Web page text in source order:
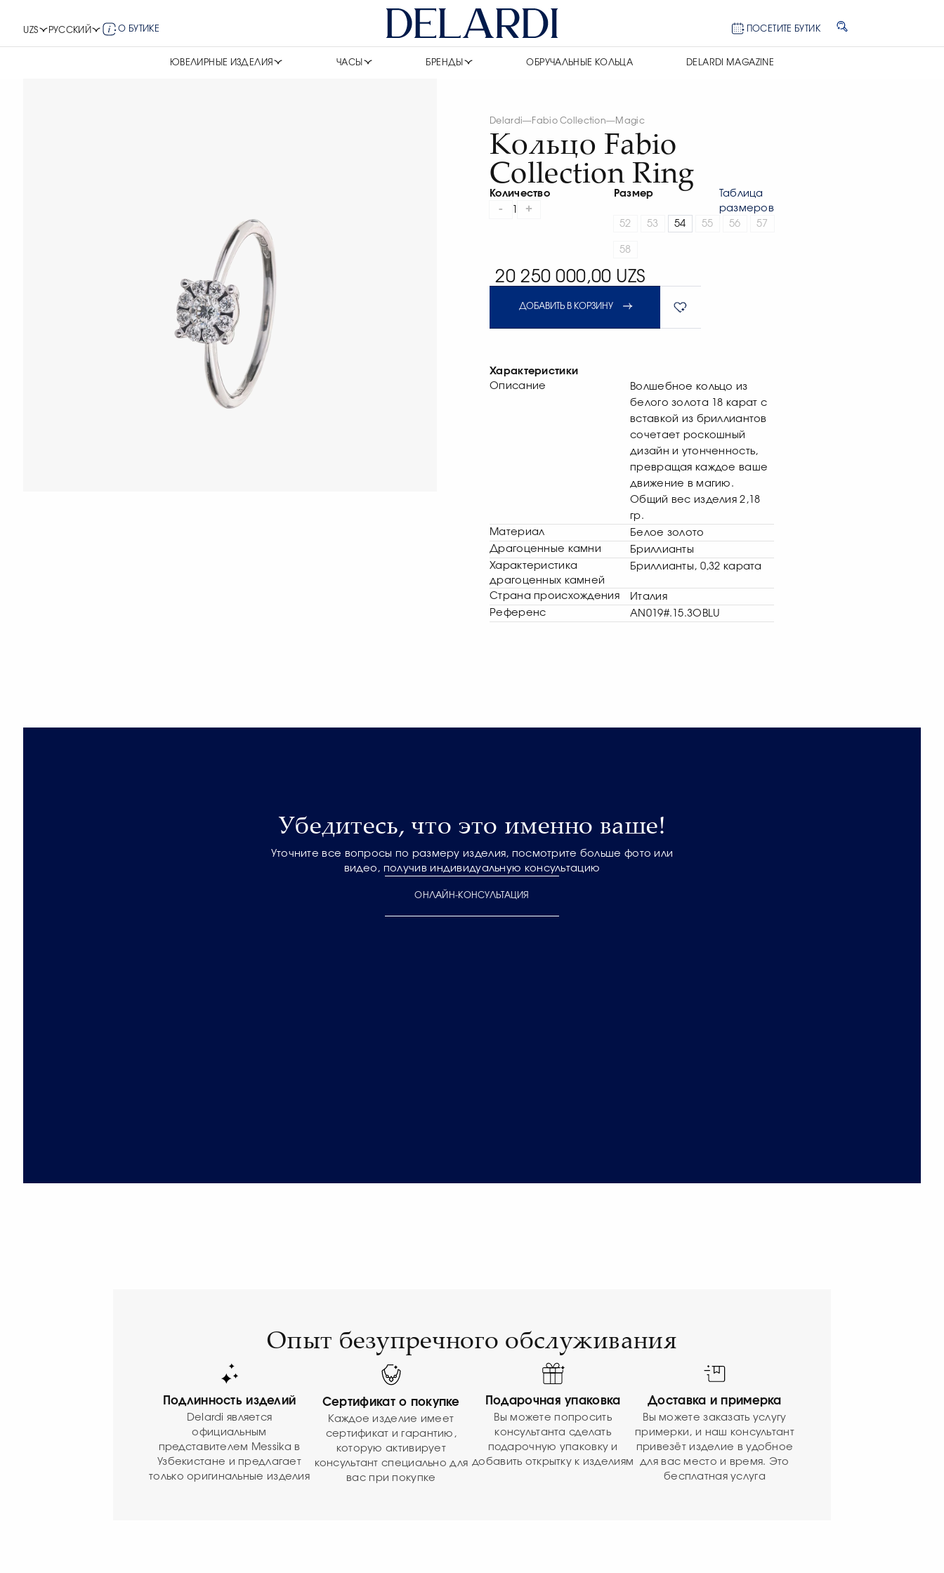
UZS РУССКИЙ О БУТИКЕ ПОСЕТИТЕ БУТИК
ЮВЕЛИРНЫЕ ИЗДЕЛИЯ ЧАСЫ БРЕНДЫ ОБРУЧАЛЬНЫЕ КОЛЬЦА DELARDI MAGAZINE
Delardi—Fabio Collection—Magic
Кольцо Fabio
Collection Ring
Количество
- +
Размер
Таблица
размеров
52
53 54 55 56 57
58
20 250 000,00 UZS
ДОБАВИТЬ В КОРЗИНУ
Характеристики
Описание
Волшебное кольцо из
белого золота 18 карат c
вставкой из бриллиантов
сочетает роскошный
дизайн и утонченность,
превращая каждое ваше
движение в магию.
Общий вес изделия 2,18
гр.
Материал
Белое золото
Драгоценные камни
Бриллианты
Характеристика
драгоценных камней
Бриллианты, 0,32 карата
Страна происхождения
Италия
Референс
AN019#.15.3OBLU
Убедитесь, что это именно ваше!
Уточните все вопросы по размеру изделия, посмотрите больше фото или
видео, получив индивидуальную консультацию
ОНЛАЙН-КОНСУЛЬТАЦИЯ
Опыт безупречного обслуживания
Подлинность изделий
Delardi является
официальным
представителем Messika в
Узбекистане и предлагает
только оригинальные изделия
Сертификат о покупке
Каждое изделие имеет
сертификат и гарантию,
которую активирует
консультант специально для
вас при покупке
Подарочная упаковка
Вы можете попросить
консультанта сделать
подарочную упаковку и
добавить открытку к изделиям
Доставка и примерка
Вы можете заказать услугу
примерки, и наш консультант
привезёт изделие в удобное
для вас место и время. Это
бесплатная услуга